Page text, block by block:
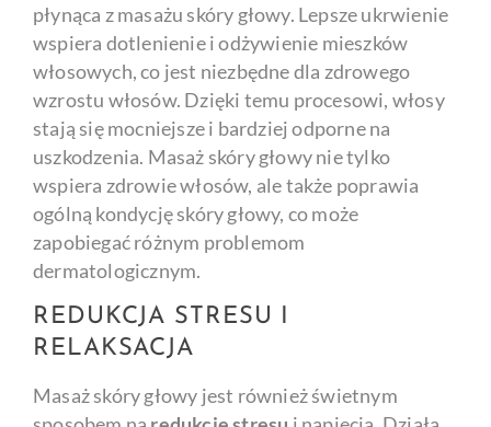
płynąca z masażu skóry głowy. Lepsze ukrwienie
wspiera dotlenienie i odżywienie mieszków
włosowych, co jest niezbędne dla zdrowego
wzrostu włosów. Dzięki temu procesowi, włosy
stają się mocniejsze i bardziej odporne na
uszkodzenia. Masaż skóry głowy nie tylko
wspiera zdrowie włosów, ale także poprawia
ogólną kondycję skóry głowy, co może
zapobiegać różnym problemom
dermatologicznym.
REDUKCJA STRESU I
RELAKSACJA
Masaż skóry głowy jest również świetnym